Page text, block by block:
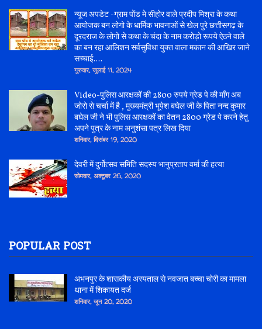
न्यूज अपडेट -ग्राम पोंड मे सीहोर वाले प्रदीप मिश्रा के कथा
आयोजक बन लोगो के धार्मिक भावनाओं से खेल पुरे छत्तीसगढ़ के
दूरदराज के लोगो से कथा के चंदा के नाम करोड़ो रूपये ऐठने वाले
का बन रहा आलिशन सर्वसुविधा युक्त वाला मकान की आखिर जाने
सच्चाई....
गुरुवार, जुलाई 11, 2024
Video-पुलिस आरक्षकों की 2800 रुपये ग्रेड पे की माँग अब
जोरो से चर्चा में है , मुख्यमंत्री भूपेश बघेल जी के पिता नन्द कुमार
बघेल जी ने भी पुलिस आरक्षकों का वेतन 2800 ग्रेड पे करने हेतु
अपने पुत्र के नाम अनुशंसा पत्र लिख दिया
शनिवार, दिसंबर 19, 2020
देवरी में दुर्गोत्सव समिति सदस्य भानुप्रताप वर्मा की हत्या
सोमवार, अक्टूबर 26, 2020
POPULAR POST
अभनपुर के शासकीय अस्पताल से नवजात बच्चा चोरी का मामला
थाना में शिकायत दर्ज
शनिवार, जून 20, 2020